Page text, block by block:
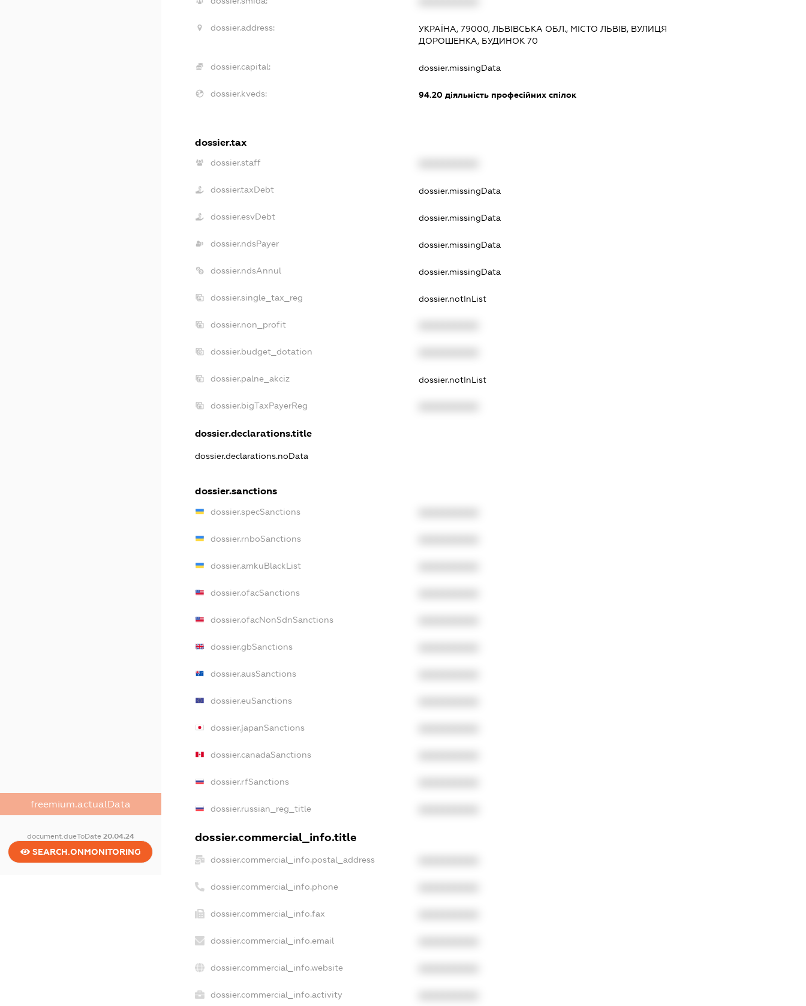
freemium.actualData
document.dueToDate 20.04.24
SEARCH.ONMONITORING
dossier.address:
УКРАЇНА, 79000, ЛЬВІВСЬКА ОБЛ., МІСТО ЛЬВІВ, ВУЛИЦЯ
ДОРОШЕНКА, БУДИНОК 70
dossier.capital: dossier.missingData
dossier.kveds: 94.20діяльність професійних спілок
dossier.tax
dossier.staff
dossier.taxDebt dossier.missingData
dossier.esvDebt dossier.missingData
dossier.ndsPayer dossier.missingData
dossier.ndsAnnul dossier.missingData
dossier.single_tax_reg dossier.notInList
dossier.non_profit
dossier.budget_dotation
dossier.palne_akciz dossier.notInList
dossier.bigTaxPayerReg
dossier.declarations.title
dossier.declarations.noData
dossier.sanctions
dossier.specSanctions
dossier.rnboSanctions
dossier.amkuBlackList
dossier.ofacSanctions
dossier.ofacNonSdnSanctions
dossier.gbSanctions
dossier.ausSanctions
dossier.euSanctions
dossier.japanSanctions
dossier.canadaSanctions
dossier.rfSanctions
dossier.russian_reg_title
dossier.commercial_info.title
dossier.commercial_info.postal_address
dossier.commercial_info.phone
dossier.commercial_info.fax
dossier.commercial_info.email
dossier.commercial_info.website
dossier.commercial_info.activity